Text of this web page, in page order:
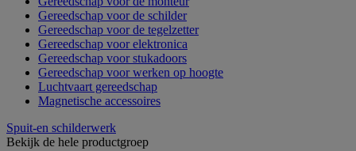
Gereedschap voor de schilder
Gereedschap voor de tegelzetter
Gereedschap voor elektronica
Gereedschap voor stukadoors
Gereedschap voor werken op hoogte
Luchtvaart gereedschap
Magnetische accessoires
Spuit-en schilderwerk
Bekijk de hele productgroep